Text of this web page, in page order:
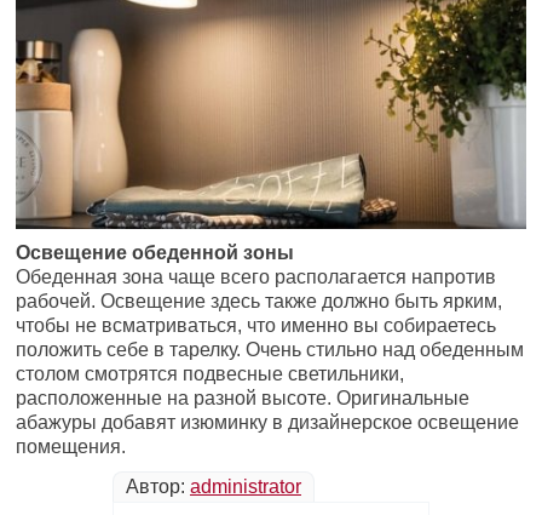
Освещение обеденной зоны
Обеденная зона чаще всего располагается напротив
рабочей. Освещение здесь также должно быть ярким,
чтобы не всматриваться, что именно вы собираетесь
положить себе в тарелку. Очень стильно над обеденным
столом смотрятся подвесные светильники,
расположенные на разной высоте. Оригинальные
абажуры добавят изюминку в дизайнерское освещение
помещения.
Автор: administrator